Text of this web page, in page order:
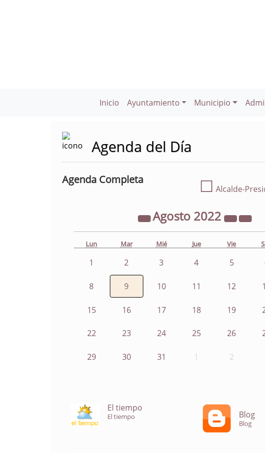
Inicio Ayuntamiento Municipio
Agenda del Día
Agenda Completa ☐ Alcalde-
Agosto 2022
Lun Mar Mié Jue Vie
1 2 3 4 5
8 9 10 11 12
15 16 17 18 19
22 23 24 25 26
29 30 31 1 2
El tiempo
El tiempo Blog
Blog